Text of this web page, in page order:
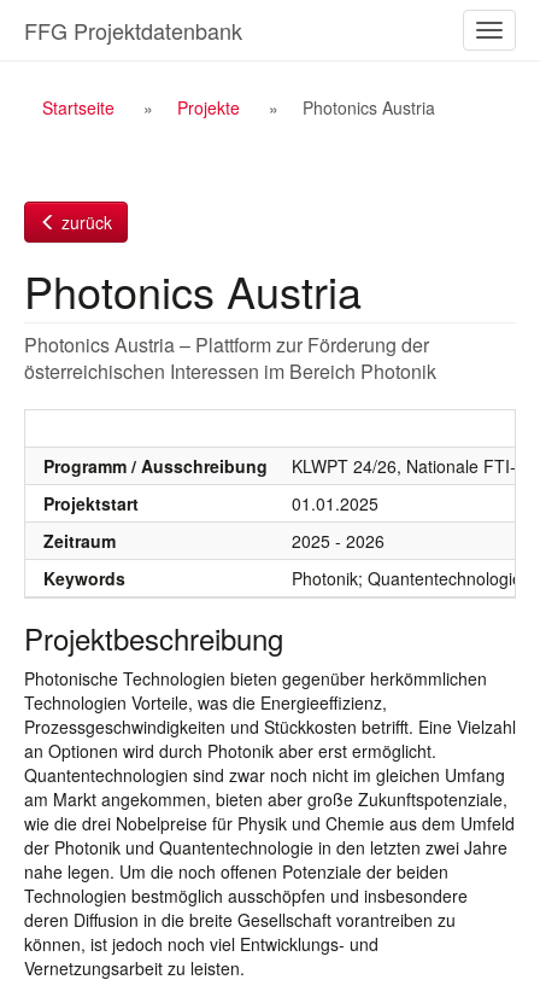
Inhalt
ein-/
FFG Projektdatenbank
Breadcrumb
Startseite Projekte Photonics Austria
zurück
Photonics Austria
Photonics Austria – Plattform zur Förderung der
österreichischen Interessen im Bereich Photonik
Programm / Ausschreibung
KLWPT 24/26, Nationale FTI-
Projektstart
01.01.2025
Zeitraum
2025 - 2026
Keywords
Photonik; Quantentechnologie;
Projektbeschreibung
Photonische Technologien bieten gegenüber herkömmlichen
Technologien Vorteile, was die Energieeffizienz,
Prozessgeschwindigkeiten und Stückkosten betrifft. Eine Vielzahl
an Optionen wird durch Photonik aber erst ermöglicht.
Quantentechnologien sind zwar noch nicht im gleichen Umfang
am Markt angekommen, bieten aber große Zukunftspotenziale,
wie die drei Nobelpreise für Physik und Chemie aus dem Umfeld
der Photonik und Quantentechnologie in den letzten zwei Jahre
nahe legen. Um die noch offenen Potenziale der beiden
Technologien bestmöglich ausschöpfen und insbesondere
deren Diffusion in die breite Gesellschaft vorantreiben zu
können, ist jedoch noch viel Entwicklungs- und
Vernetzungsarbeit zu leisten.